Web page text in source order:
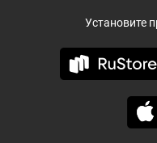
Установите